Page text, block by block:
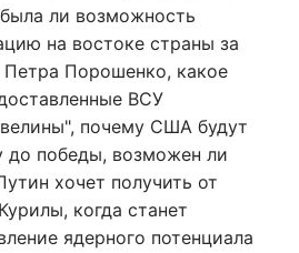
ли возможность
на востоке страны за
Петра Порошенко, какое
ВСУ
почему США будут
до победы, возможен ли
хочет получить от
когда станет
ядерного потенциала